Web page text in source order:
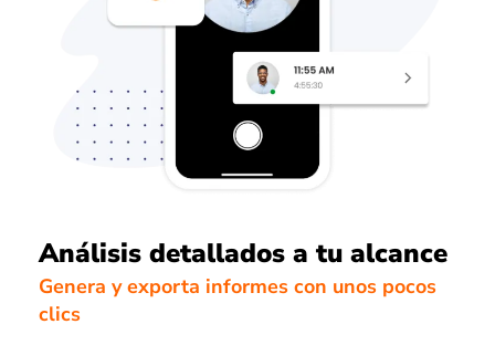
Análisis detallados a tu alcance
Genera y exporta informes con unos pocos
clics